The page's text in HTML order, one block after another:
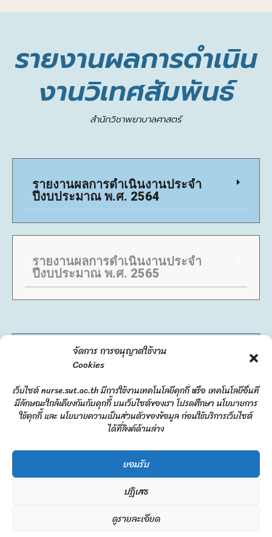
จัดการ การอนุญาตใช้งาน
Cookies
เว็บไซต์ nurse.sut.ac.th มีการใช้งานเทคโนโลยีคุกกี้ หรือ เทคโนโลยีอื่นที่
มีลักษณะใกล้เคียงกันกับคุกกี้ บนเว็บไซต์ของเรา โปรดศึกษา นโยบายการ
ใช้คุกกี้ และ นโยบายความเป็นส่วนตัวของข้อมูล ก่อนใช้บริการเว็บไซต์
ได้ที่ลิงค์ด้านล่าง
ยอมรับ
ปฏิเสธ
ดูรายละเอียด
รายงานผลการดำเนิน
งานวิเทศสัมพันธ์
สำนักวิชาพยาบาลศาสตร์
รายงานผลการดำเนินงานประจำ
ปีงบประมาณ พ.ศ. 2564
รายงานผลการดำเนินงานประจำ
ปีงบประมาณ พ.ศ. 2565
รายงานผลการดำเนินงาน ประจำ
ปีงบประมาณ พ.ศ. 2566